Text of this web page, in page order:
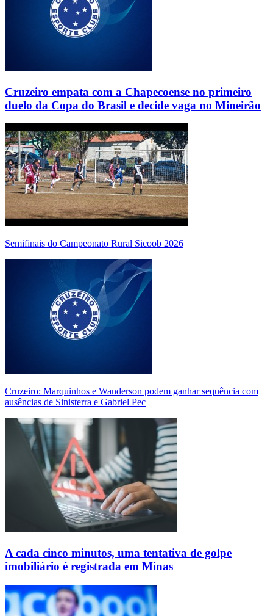
Cruzeiro empata com a Chapecoense no primeiro
duelo da Copa do Brasil e decide vaga no Mineirão
Semifinais do Campeonato Rural Sicoob 2026
Cruzeiro: Marquinhos e Wanderson podem ganhar sequência com
ausências de Sinisterra e Gabriel Pec
A cada cinco minutos, uma tentativa de golpe
imobiliário é registrada em Minas